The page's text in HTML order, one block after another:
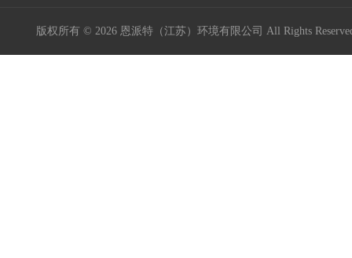
版权所有 © 2026 恩派特（江苏）环境有限公司 All Rights